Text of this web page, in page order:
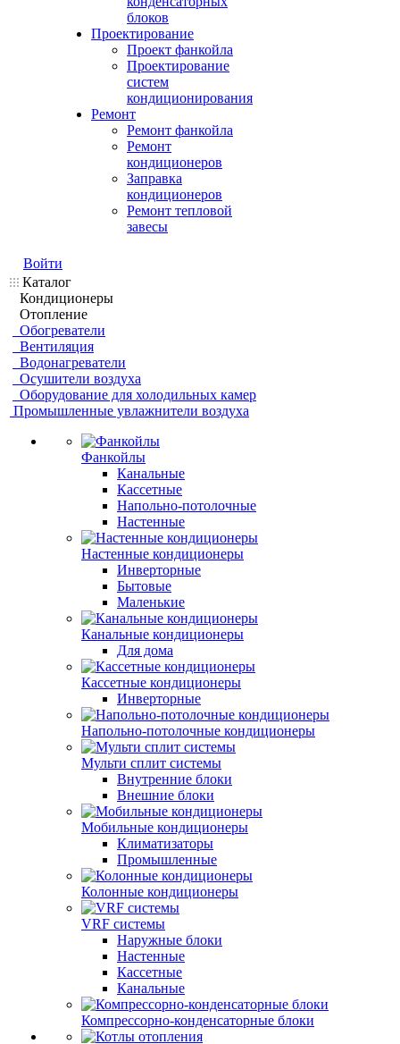
блоков
Проектирование
Проект фанкойла
Проектирование
систем
кондиционирования
Ремонт
Ремонт фанкойла
Ремонт
кондиционеров
Заправка
кондиционеров
Ремонт тепловой
завесы
Войти
Каталог
Кондиционеры
Отопление
Обогреватели
Вентиляция
Водонагреватели
Осушители воздуха
Оборудование для холодильных камер
Промышленные увлажнители воздуха
Фанкойлы
Канальные
Кассетные
Напольно-потолочные
Настенные
Настенные кондиционеры
Инверторные
Бытовые
Маленькие
Канальные кондиционеры
Для дома
Кассетные кондиционеры
Инверторные
Напольно-потолочные кондиционеры
Мульти сплит системы
Внутренние блоки
Внешние блоки
Мобильные кондиционеры
Климатизаторы
Промышленные
Колонные кондиционеры
VRF системы
Наружные блоки
Настенные
Кассетные
Канальные
Компрессорно-конденсаторные блоки